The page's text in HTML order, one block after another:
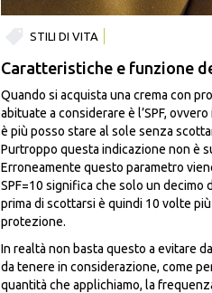
STILI DI VITA
Caratteristiche e funzione
Quando si acquista una crema con
abituate a considerare è l’SPF,
è più posso stare al sole senza
Purtroppo questa indicazione non è
Erroneamente questo parametro
SPF=10 significa che solo un
prima di scottarsi è quindi 10 volte
protezione.
In realtà non basta questo a evitare
da tenere in considerazione, come
quantità che applichiamo, la